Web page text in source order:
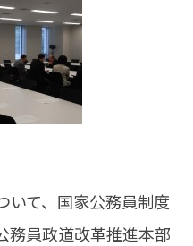
いて、国家公務員制度
務員政道改革推進本部